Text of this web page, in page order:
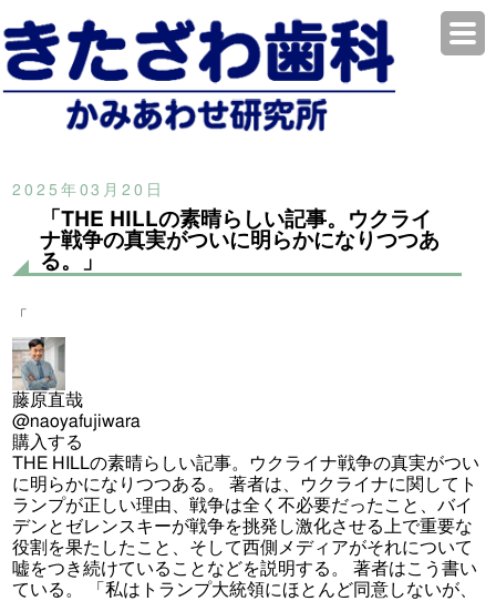
2025年03月20日
「THE HILLの素晴らしい記事。ウクライ
ナ戦争の真実がついに明らかになりつつあ
る。」
「
藤原直哉
@naoyafujiwara
購入する
THE HILLの素晴らしい記事。ウクライナ戦争の真実がつい
に明らかになりつつある。 著者は、ウクライナに関してト
ランプが正しい理由、戦争は全く不必要だったこと、バイ
デンとゼレンスキーが戦争を挑発し激化させる上で重要な
役割を果たしたこと、そして西側メディアがそれについて
嘘をつき続けていることなどを説明する。 著者はこう書い
ている。 「私はトランプ大統領にほとんど同意しないが、